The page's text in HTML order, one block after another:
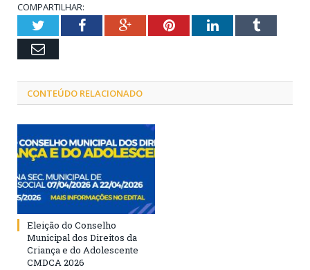
COMPARTILHAR:
TwitterFacebookGoogle+PinterestLinkedInTumblr
Email
CONTEÚDO RELACIONADO
Eleição do Conselho
Municipal dos Direitos da
Criança e do Adolescente
CMDCA 2026